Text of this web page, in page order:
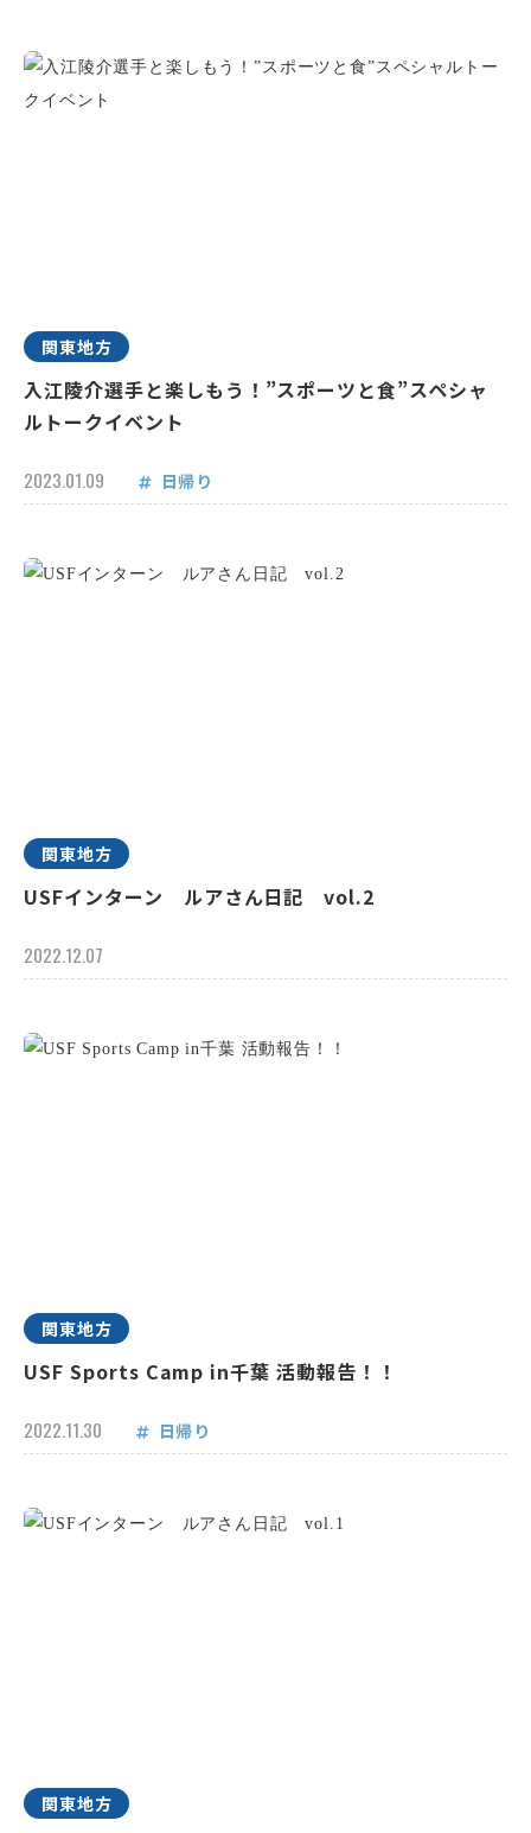
関東地方
入江陵介選手と楽しもう！”スポーツと食”スペシャ
ルトークイベント
2023.01.09 日帰り
関東地方
USFインターン ルアさん日記 vol.2
2022.12.07
関東地方
USF Sports Camp in千葉 活動報告！！
2022.11.30 日帰り
関東地方